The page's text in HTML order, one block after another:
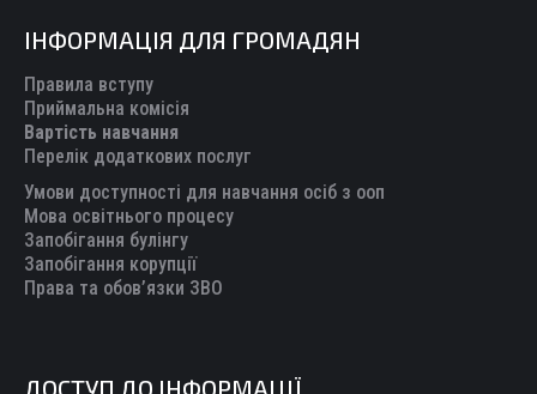
opens
in
new
window
opens
in
new
window
opens
in
new
window
opens
in
new
window
opens
new
ІНФОРМАЦІЯ ДЛЯ ГРОМАДЯН
Правила вступу
Приймальна комісія
Вартість навчання
Перелік додаткових послуг
Умови доступності для навчання осіб з ооп
Мова освітнього процесу
Запобігання булінгу
Запобігання корупції
Права та обов’язки ЗВО
ДОСТУП ДО ІНФОРМАЦІЇ